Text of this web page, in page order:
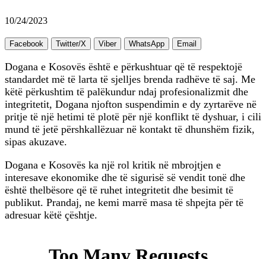
10/24/2023
Facebook Twitter/X Viber WhatsApp Email
Dogana e Kosovës është e përkushtuar që të respektojë
standardet më të larta të sjelljes brenda radhëve të saj. Me
këtë përkushtim të palëkundur ndaj profesionalizmit dhe
integritetit, Dogana njofton suspendimin e dy zyrtarëve në
pritje të një hetimi të plotë për një konflikt të dyshuar, i cili
mund të jetë përshkallëzuar në kontakt të dhunshëm fizik,
sipas akuzave.
Dogana e Kosovës ka një rol kritik në mbrojtjen e
interesave ekonomike dhe të sigurisë së vendit tonë dhe
është thelbësore që të ruhet integritetit dhe besimit të
publikut. Prandaj, ne kemi marrë masa të shpejta për të
adresuar këtë çështje.